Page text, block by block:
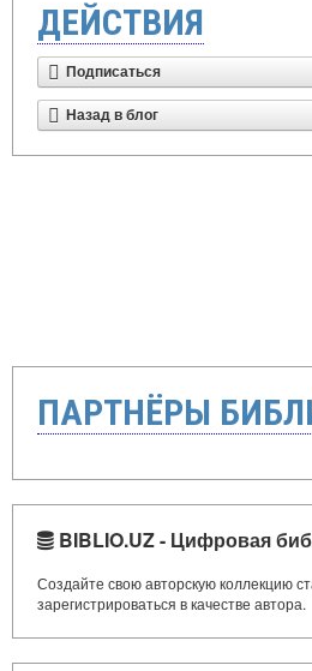
ДЕЙСТВИЯ
Подписаться
Назад в блог
ПАРТНЁРЫ
BIBLIO.UZ - Цифровая
Создайте свою авторскую коллекцию
зарегистрироваться в качестве автора.